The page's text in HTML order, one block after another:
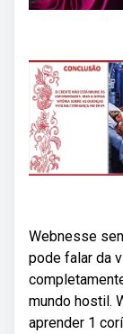
Webnesse
pode falar da
mundo hostil.
aprender 1